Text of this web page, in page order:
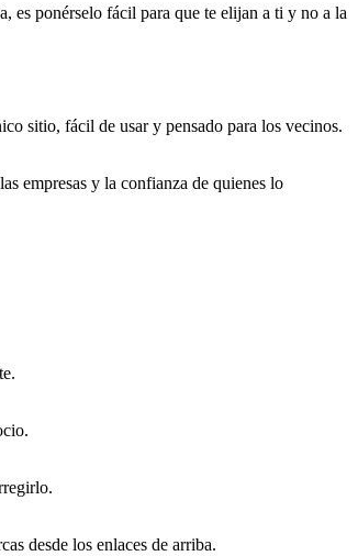
es ponérselo fácil para que te elijan a ti y no a la
sitio, fácil de usar y pensado para los vecinos.
empresas y la confianza de quienes lo
desde los enlaces de arriba.